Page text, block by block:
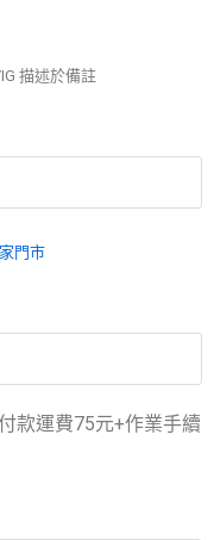
描述於備註
門市
款運費75元+作業手續